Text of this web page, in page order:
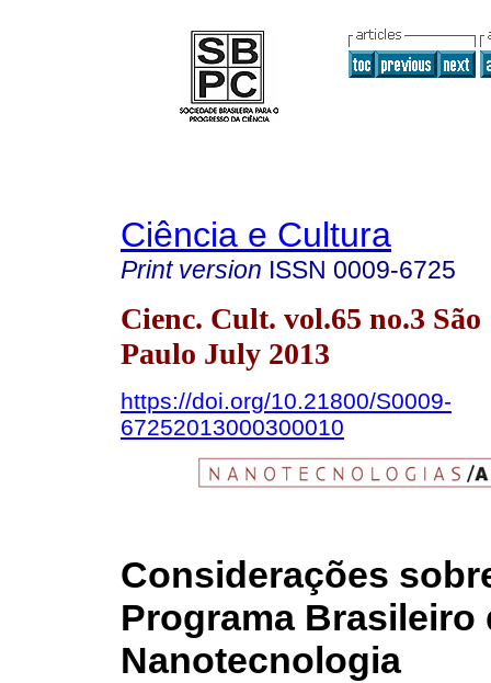
Ciência e Cultura
Print version ISSN 0009-6725
Cienc. Cult. vol.65 no.3 São
Paulo July 2013
https://doi.org/10.21800/S0009-
67252013000300010
Considerações
Programa Brasileiro
Nanotecnologia